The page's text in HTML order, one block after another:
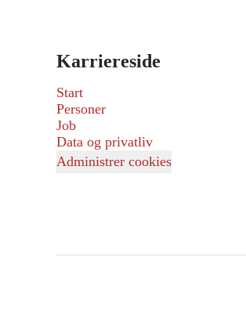
Karriereside
Start
Personer
Job
Data og privatliv
Administrer cookies